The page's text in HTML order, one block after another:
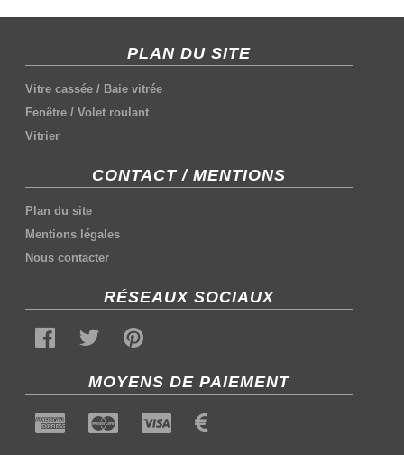
PLAN DU SITE
Vitre cassée / Baie vitrée
Fenêtre /Volet roulant
Vitrier
CONTACT / MENTIONS
Plan du site
Mentions légales
Nous contacter
RÉSEAUX SOCIAUX
MOYENS DE PAIEMENT